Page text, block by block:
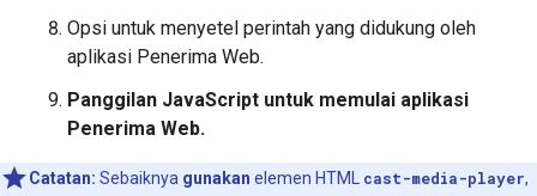
Opsi untuk menyetel perintah yang didukung oleh
aplikasi Penerima Web.
Panggilan JavaScript untuk memulai aplikasi
Penerima Web.
Catatan: Sebaiknya gunakan elemen HTML cast-media-player,